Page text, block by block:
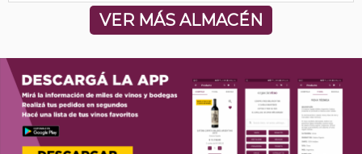
VER MÁS ALMACÉN